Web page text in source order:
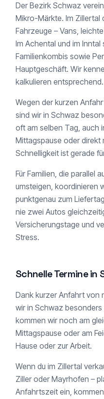
Der Bezirk Schwaz
Mikro-Märkte. Im Zillertal
Fahrzeuge – Vans,
Im Achental und im Inntal
Familienkombis sowie
Hauptgeschäft. Wir
kalkulieren entsprechend.
Wegen der kurzen
sind wir in Schwaz
oft am selben Tag, auch
Mittagspause oder
Schnelligkeit ist gerade
Für Familien, die parallel
umsteigen, koordinieren
punktgenau zum
nie zwei Autos
Versicherungstage und
Stress.
Schnelle Termine in
Dank kurzer Anfahrt von
wir in Schwaz besonders
kommen wir noch am
Mittagspause oder am
Hause oder zur Arbeit.
Wenn du im Zillertal
Ziller oder Mayrhofen –
Anfahrtszeit ein,